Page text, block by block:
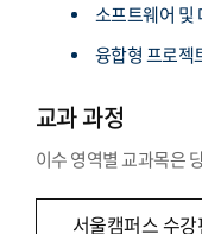
소프트웨어 및
융합형 프로젝
교과 과정
이수 영역별 교과목은
서울캠퍼스 수